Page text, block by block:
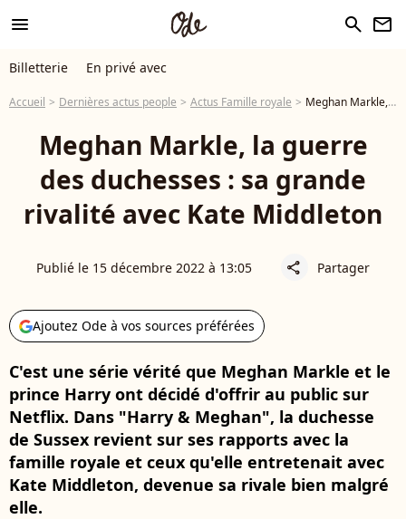
menu search newsletter
Billetterie En privé avec
Accueil Dernières actus people Actus Famille royale Meghan Markle, la guerre des duchesses : sa grande rivalité avec Kate Middleton
Meghan Markle, la guerre
des duchesses : sa grande
rivalité avec Kate Middleton
Publié le 15 décembre 2022 à 13:05 share Partager
Ajoutez Ode à vos sources préférées
C'est une série vérité que Meghan Markle et le
prince Harry ont décidé d'offrir au public sur
Netflix. Dans "Harry & Meghan", la duchesse
de Sussex revient sur ses rapports avec la
famille royale et ceux qu'elle entretenait avec
Kate Middleton, devenue sa rivale bien malgré
elle.